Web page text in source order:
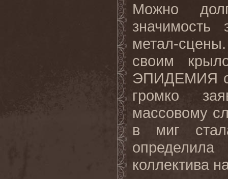
Можно
значимость
метал-
своим
ЭПИДЕМИЯ
громко
массовому
в миг
коллектива